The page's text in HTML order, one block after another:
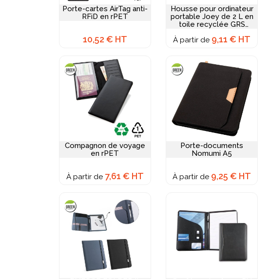
Porte-cartes AirTag anti-
RFiD en rPET
10,52 € HT
Housse pour ordinateur
portable Joey de 2 L en
toile recyclée GRS
À partir de 9,11 € HT
Compagnon de voyage
en rPET
À partir de 7,61 € HT
Porte-documents
Nomumi A5
À partir de 9,25 € HT